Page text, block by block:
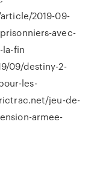
2019-09-
avec-
la-fin
09/destiny-2-
les-
jeu-de-
armee-